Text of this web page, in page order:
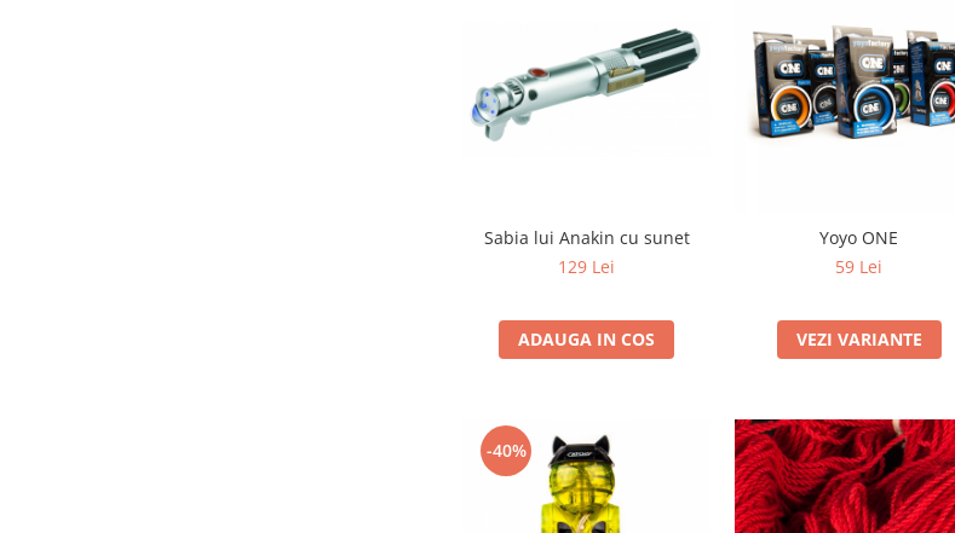
Sabia lui Anakin cu sunet
129 Lei
ADAUGA IN COS
Yoyo ONE
59 Lei
VEZI VARIANTE
-40%